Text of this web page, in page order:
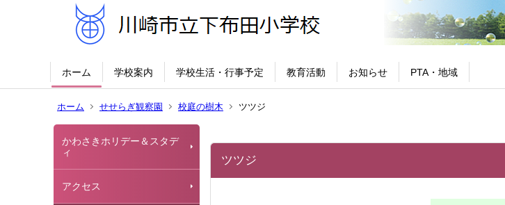
ホーム 学校案内 学校生活・行事予定 教育活動 お知らせ PTA・地域
ホーム せせらぎ観察園 校庭の樹木 ツツジ
かわさきホリデー＆スタデ
ィ
アクセス
ツツジ